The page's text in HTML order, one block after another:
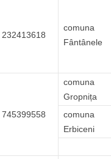
232413618
comuna
Fântânele
745399558
comuna
Gropnița
comuna
Erbiceni